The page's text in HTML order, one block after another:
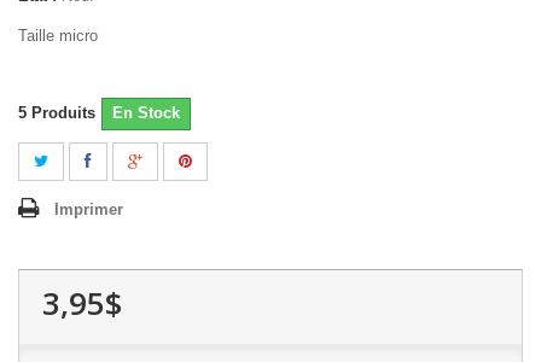
Taille micro
5 Produits En Stock
Imprimer
3,95$